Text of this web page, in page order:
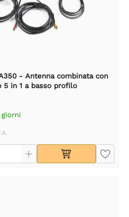
- Antenna combinata con
5 in 1 a basso profilo